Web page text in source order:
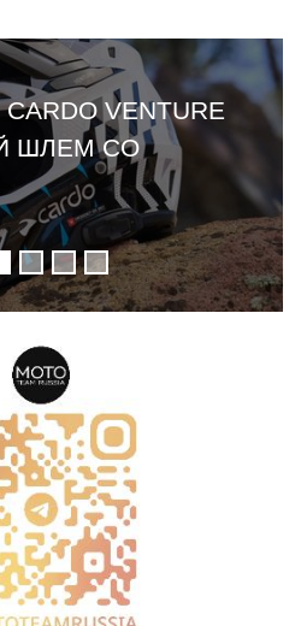
VENTURE
ШЛЕМ СО